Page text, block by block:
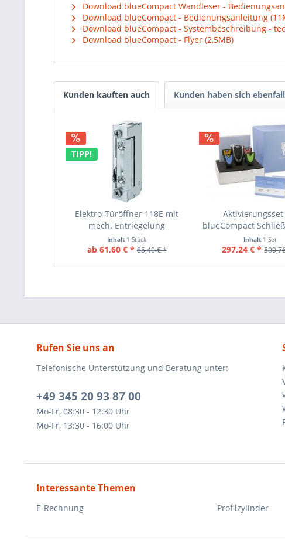
Download blueCompact Wandleser -
Download blueCompact - Bedienungsanleitung
Download blueCompact - Systembeschreibung -
Download blueCompact - Flyer (2,5MB)
Kunden kauften auch Kunden haben sich
TIPP!
Elektro-Türöffner 118E mit
mech. Entriegelung
Inhalt 1 Stück
ab 61,60 € * 85,40 € *
blueCompact
Inhalt 1 Set
297,24 € *
Rufen Sie uns an
Telefonische Unterstützung und Beratung unter:
+49 345 20 93 87 00
Mo-Fr, 08:30 - 12:30 Uhr
Mo-Fr, 13:30 - 16:00 Uhr
Interessante Themen
E-Rechnung Profilzylinder